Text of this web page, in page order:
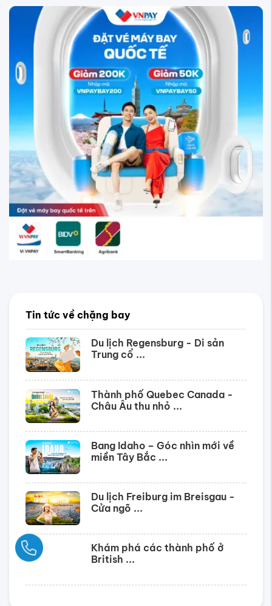
Tin tức về chặng bay
Du lịch Regensburg - Di sản
Trung cổ ...
Thành phố Quebec Canada -
Châu Âu thu nhỏ ...
Bang Idaho – Góc nhìn mới về
miền Tây Bắc ...
Du lịch Freiburg im Breisgau -
Cửa ngõ ...
Khám phá các thành phố ở
British ...